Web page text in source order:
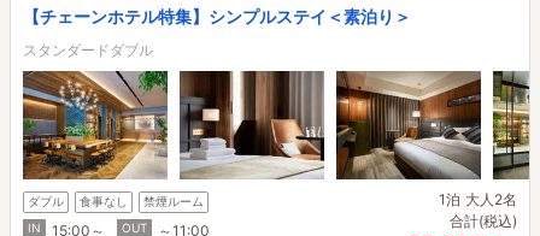
【チェーンホテル特集】シンプルステイ＜素泊り＞
スタンダードダブル
ダブル 食事なし
禁煙ルーム
IN
15:00～ OUT ～11:00
1泊 大人2名
合計(税込)